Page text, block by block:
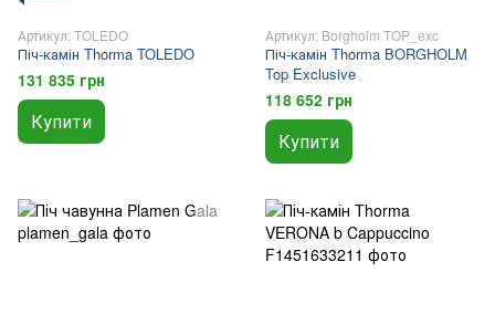
Артикул: TOLEDO
Піч-камін Thorma TOLEDO
131 835 грн
Купити
Артикул: Borgholm TOP_exc
Піч-камін Thorma BORGHOLM
Top Exclusive
118 652 грн
Купити